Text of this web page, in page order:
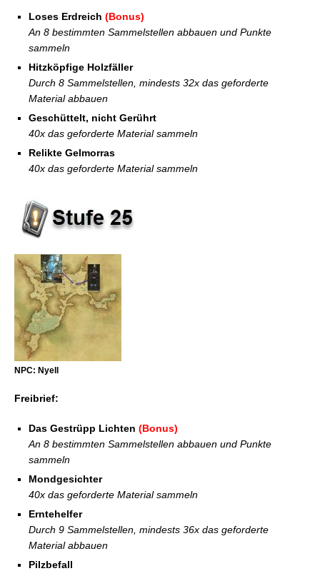
Loses Erdreich (Bonus)
An 8 bestimmten Sammelstellen abbauen und Punkte
sammeln
Hitzköpfige Holzfäller
Durch 8 Sammelstellen, mindests 32x das geforderte
Material abbauen
Geschüttelt, nicht Gerührt
40x das geforderte Material sammeln
Relikte Gelmorras
40x das geforderte Material sammeln
NPC: Nyell
Freibrief:
Das Gestrüpp Lichten (Bonus)
An 8 bestimmten Sammelstellen abbauen und Punkte
sammeln
Mondgesichter
40x das geforderte Material sammeln
Erntehelfer
Durch 9 Sammelstellen, mindests 36x das geforderte
Material abbauen
Pilzbefall